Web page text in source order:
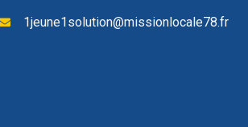
1jeune1solution@missionlocale78.fr